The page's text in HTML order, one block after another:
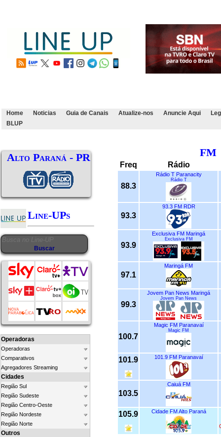
Home Noticias Guia de Canais Atualize-nos Anuncie Aqui
BLUP
Alto Paraná - PR
Line-UPs
Operadoras
Operadoras
Comparativos
Agregadores Streaming
Cidades
Região Sul
Região Sudeste
Região Centro-Oeste
Região Nordeste
Região Norte
Outros
FM
Freq Rádio
88.3
Rádio T Paranacity
Rádio T
93.3
93.3 FM RDR
93.9
Exclusiva FM Maringá
Exclusiva FM
97.1
Maringá FM
99.3
Jovem Pan News Maringá
Jovem Pan News
100.7
Magic FM Paranavaí
Magic FM
101.9 101.9 FM Paranavaí
103.5
Caiuá FM
105.9 Cidade FM Alto Paraná